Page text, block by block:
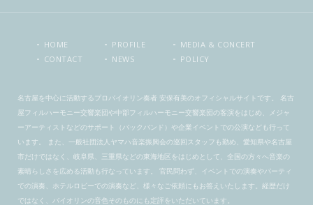
HOME PROFILE
MEDIA & CONCERT
CONTACT
NEWS POLICY
名古屋を中心に活動するプロバイオリン奏者 安保有美のオフィシャルサイトです。 名古
屋フィルハーモニー交響楽団や中部フィルハーモニー交響楽団の客演をはじめ、メジャ
ーアーティストなどのサポート（バックバンド）や企業イベントでの公演なども行って
います。 また、一般社団法人ヤマハ音楽振興会の巡回スタッフも勤め、愛知県や名古屋
市だけではなく、岐阜県、三重県などの東海地区をはじめとして、全国の方々へ音楽の
素晴らしさを広める活動も行なっています。 官民問わず、イベントでの演奏やパーティ
での演奏、ホテルロビーでの演奏など、様々なご依頼にもお答えいたします。経歴だけ
ではなく、バイオリンの音色そのものにも定評をいただいています。